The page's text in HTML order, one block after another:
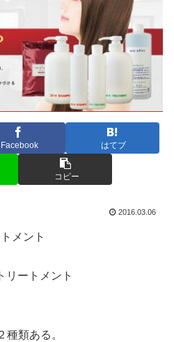
Facebook はてブ
コピー
2016.03.06
メント
リートメント
類ある。